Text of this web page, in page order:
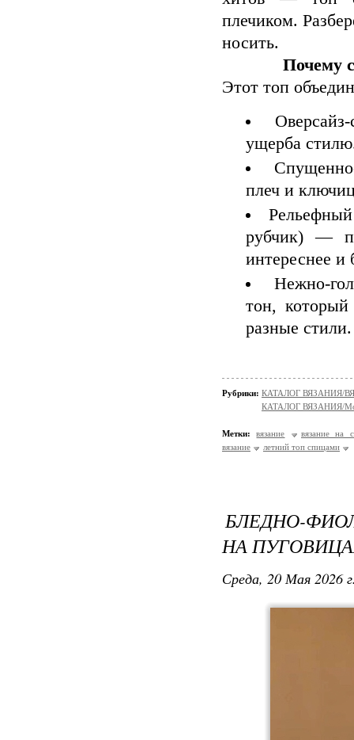
плечиком.
носить.
Почему
Этот топ
ущерба
плеч и
рубчик) —
интереснее и
тон, который
разные стили.
Рубрики: КАТАЛОГ ВЯЗАНИЯ/
КАТАЛОГ ВЯЗАНИЯ/
Метки: вязание
вязание на
вязание
летний топ спицами
БЛЕДНО-
НА
Среда, 20 Мая 2026